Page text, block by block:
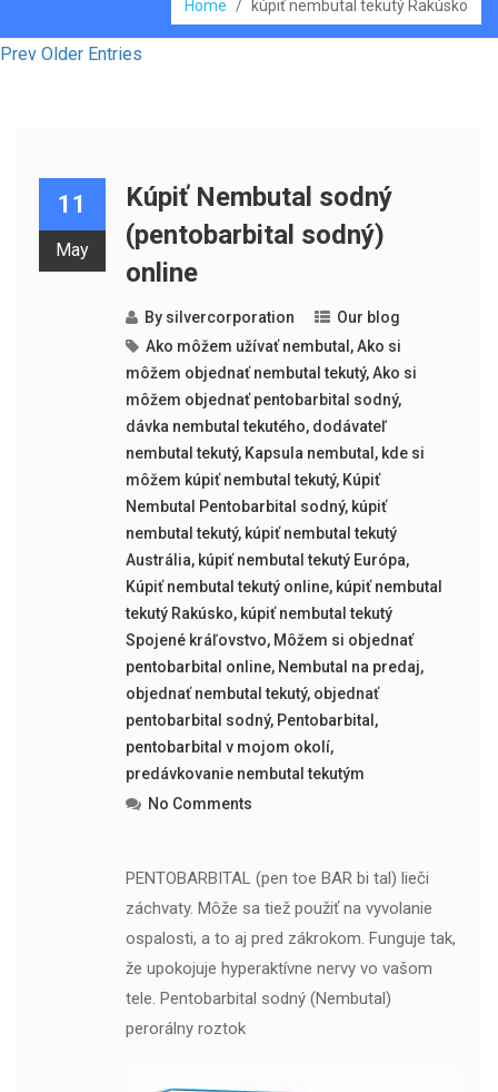
Home / kúpiť nembutal tekutý Rakúsko
Prev Older Entries
11
May
Kúpiť Nembutal sodný
(pentobarbital sodný)
online
By silvercorporation
Our blog
Ako môžem užívať nembutal ,Ako si
môžem objednať nembutal tekutý,Ako si
môžem objednať pentobarbital sodný,
dávka nembutal tekutého, dodávateľ
nembutal tekutý, Kapsula nembutal , kde si
môžem kúpiť nembutal tekutý, Kúpiť
Nembutal Pentobarbital sodný, kúpiť
nembutal tekutý, kúpiť nembutal tekutý
Austrália, kúpiť nembutal tekutý Európa,
Kúpiť nembutal tekutý online, kúpiť nembutal
tekutý Rakúsko, kúpiť nembutal tekutý
Spojené kráľovstvo, Môžem si objednať
pentobarbital online, Nembutal na predaj,
objednať nembutal tekutý, objednať
pentobarbital sodný, Pentobarbital ,
pentobarbital v mojom okolí,
predávkovanie nembutal tekutým
No Comments
PENTOBARBITAL (pen toe BAR bi tal) lieči
záchvaty. Môže sa tiež použiť na vyvolanie
ospalosti, a to aj pred zákrokom. Funguje tak,
že upokojuje hyperaktívne nervy vo vašom
tele. Pentobarbital sodný (Nembutal)
perorálny roztok